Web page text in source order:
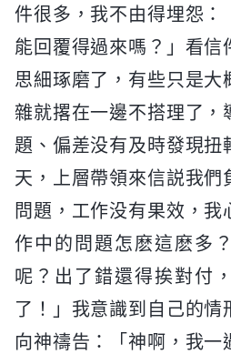
件很多，我不由得埋怨：
能回覆得過來嗎？」看信
思細琢磨了，有些只是大
雜就撂在一邊不搭理了，
題、偏差没有及時發現扭
天，上層帶領來信説我們
問題，工作没有果效，
作中的問題怎麽這麽多
呢？出了錯還得挨對付
了！」我意識到自己的情
向神禱告：「神啊，我一